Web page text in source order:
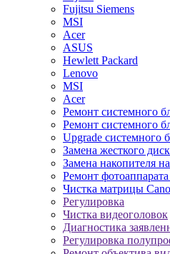
Fujitsu Siemens
MSI
Acer
ASUS
Hewlett Packard
Lenovo
MSI
Acer
Ремонт системного
Ремонт системного
Upgrade системного
Замена жесткого
Замена накопителя
Ремонт
Чистка матрицы
Регулировка
Чистка видеоголовок
Диагностика
Регулировка